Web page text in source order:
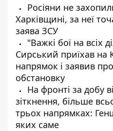
Росіяни не
Харківщині, за неї
заява ЗСУ
"Важкі бої на всіх
Сирський приїхав на
напрямок і заявив
обстановку
На фронті за добу
зіткнення, більше
трьох напрямках:
яких саме